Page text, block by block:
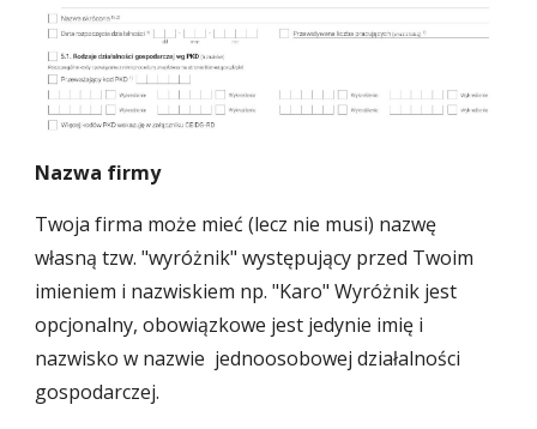
Nazwa firmy
Twoja firma może mieć (lecz nie musi) nazwę
własną tzw. "wyróżnik" występujący przed Twoim
imieniem i nazwiskiem np. "Karo" Wyróżnik jest
opcjonalny, obowiązkowe jest jedynie imię i
nazwisko w nazwie jednoosobowej działalności
gospodarczej.